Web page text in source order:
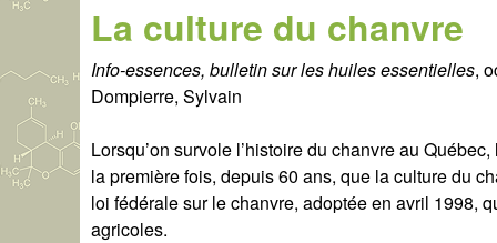
d
'
u
n
n
o
u
C
n
t
n
u
o
La culture du chanvre
Info-essences, bulletin sur les huiles essentielles,
Dompierre, Sylvain
Lorsqu’on survole l’histoire du chanvre au
la première fois, depuis 60 ans, que la culture du
loi fédérale sur le chanvre, adoptée en avril 1998,
agricoles.